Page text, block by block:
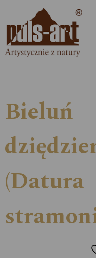
Bieluń
(Datura